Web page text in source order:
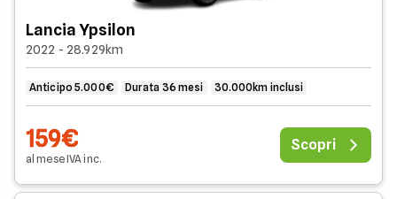
Lancia Ypsilon
2022 - 28.929km
Anticipo 5.000€ Durata 36 mesi 30.000km inclusi
159€
al meseIVAinc.
Scopri